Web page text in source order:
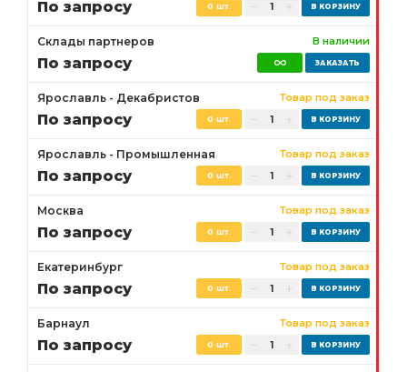
По запросу 0 шт.
Склады партнеров В наличии
По запросу
Ярославль - Декабристов Товар под заказ
По запросу 0 шт.
Ярославль - Промышленная Товар под заказ
По запросу 0 шт.
Москва Товар под заказ
По запросу 0 шт.
Екатеринбург Товар под заказ
По запросу 0 шт.
Барнаул Товар под заказ
По запросу 0 шт.